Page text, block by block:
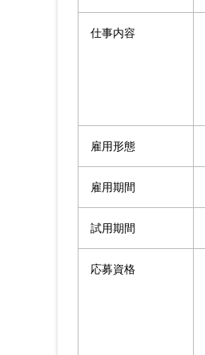
仕事内容
雇用形態
雇用期間
試用期間
応募資格